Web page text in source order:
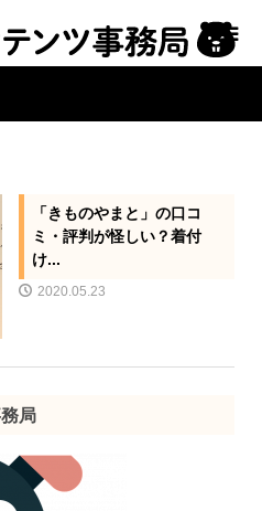
「きものやまと」の口コ
ミ・評判が怪しい？着付
け...
2020.05.23
局